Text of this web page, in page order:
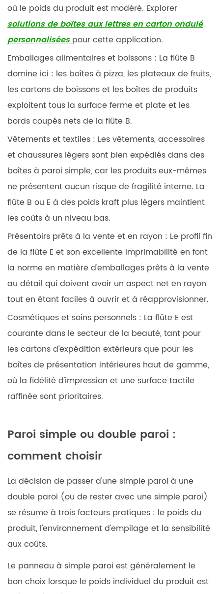
où le poids du produit est modéré. Explorer
solutions de boîtes aux lettres en carton ondulé
personnaliséespour cette application.
Emballages alimentaires et boissons : La flûte B
domine ici : les boîtes à pizza, les plateaux de fruits,
les cartons de boissons et les boîtes de produits
exploitent tous la surface ferme et plate et les
bords coupés nets de la flûte B.
Vêtements et textiles : Les vêtements, accessoires
et chaussures légers sont bien expédiés dans des
boîtes à paroi simple, car les produits eux-mêmes
ne présentent aucun risque de fragilité interne. La
flûte B ou E à des poids kraft plus légers maintient
les coûts à un niveau bas.
Présentoirs prêts à la vente et en rayon : Le profil fin
de la flûte E et son excellente imprimabilité en font
la norme en matière d'emballages prêts à la vente
au détail qui doivent avoir un aspect net en rayon
tout en étant faciles à ouvrir et à réapprovisionner.
Cosmétiques et soins personnels : La flûte E est
courante dans le secteur de la beauté, tant pour
les cartons d'expédition extérieurs que pour les
boîtes de présentation intérieures haut de gamme,
où la fidélité d'impression et une surface tactile
raffinée sont prioritaires.
Paroi simple ou double paroi :
comment choisir
La décision de passer d'une simple paroi à une
double paroi (ou de rester avec une simple paroi)
se résume à trois facteurs pratiques : le poids du
produit, l'environnement d'empilage et la sensibilité
aux coûts.
Le panneau à simple paroi est généralement le
bon choix lorsque le poids individuel du produit est